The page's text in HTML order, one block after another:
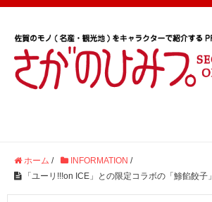
ホーム / INFORMATION /
「ユーリ!!!on ICE」との限定コラボの「鯵餡餃子」